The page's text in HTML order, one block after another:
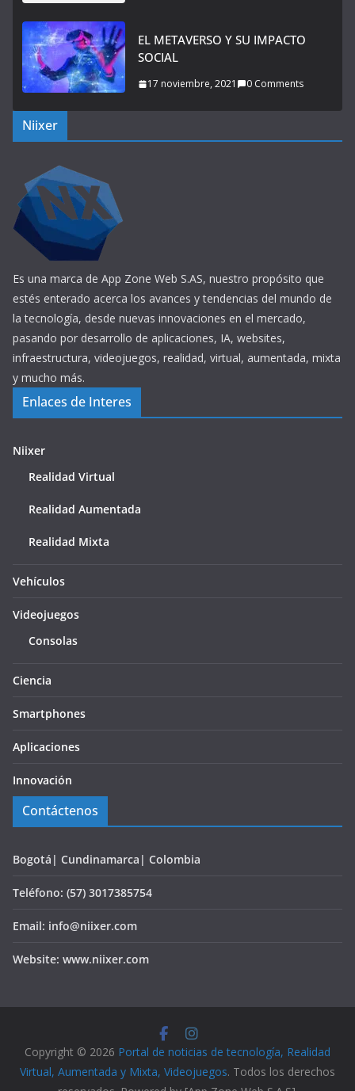
EL METAVERSO Y SU IMPACTO
SOCIAL
17 noviembre, 2021 0 Comments
Niixer
Es una marca de App Zone Web S.AS, nuestro propósito que
estés enterado acerca los avances y tendencias del mundo de
la tecnología, desde nuevas innovaciones en el mercado,
pasando por desarrollo de aplicaciones, IA, websites,
infraestructura, videojuegos, realidad, virtual, aumentada, mixta
y mucho más.
Enlaces de Interes
Niixer
Realidad Virtual
Realidad Aumentada
Realidad Mixta
Vehículos
Videojuegos
Consolas
Ciencia
Smartphones
Aplicaciones
Innovación
Contáctenos
Bogotá| Cundinamarca| Colombia
Teléfono: (57) 3017385754
Email: info@niixer.com
Website: www.niixer.com
Copyright © 2026 Portal de noticias de tecnología, Realidad
Virtual, Aumentada y Mixta, Videojuegos. Todos los derechos